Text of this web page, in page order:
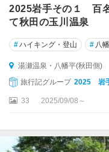
)
館
大
曲
本
2025岩手その１ 百
て秋田の玉川温泉
#ハイキング・登山 # 八
湯瀬温泉・八幡平(秋田側)
旅行記グループ 2025 岩
33 2025/09/08～